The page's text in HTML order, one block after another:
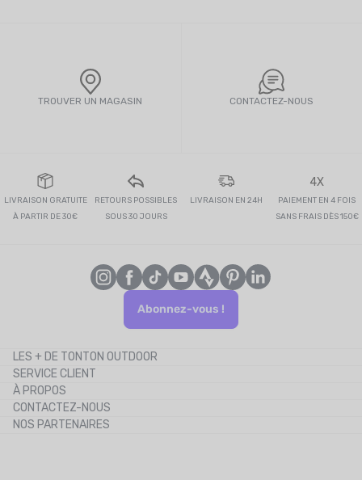
TROUVER UN MAGASIN CONTACTEZ-NOUS
LIVRAISON GRATUITE
À PARTIR DE 30€
RETOURS POSSIBLES
SOUS 30 JOURS
LIVRAISON EN 24H
4X
PAIEMENT EN 4 FOIS
SANS FRAIS DÈS 150€
Abonnez-vous !
LES + DE TONTON OUTDOOR
Le blog
Le cashback
Les codes promos
SERVICE CLIENT
À PROPOS
CONTACTEZ-NOUS
NOS PARTENAIRES